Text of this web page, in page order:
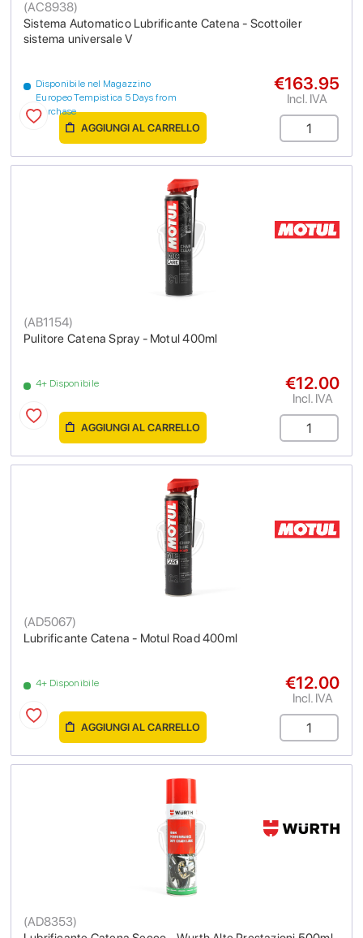
Sistema Automatico Lubrificante Catena - Scottoiler
sistema universale V
(AC8938)
Disponibile nel Magazzino
Europeo Tempistica 5 Days from
purchase
€163.95
Incl. IVA
AGGIUNGI AL CARRELLO
Pulitore Catena Spray - Motul 400ml
(AB1154)
4+ Disponibile €12.00
Incl. IVA
AGGIUNGI AL CARRELLO
Lubrificante Catena - Motul Road 400ml
(AD5067)
4+ Disponibile €12.00
Incl. IVA
AGGIUNGI AL CARRELLO
(AD8353)